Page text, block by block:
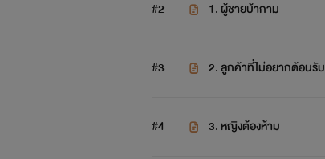
#2 1. ผู้ชายบ้ากาม
#3 2. ลูกค้าที่ไม่อยากต้อนรับ
#4 3. หญิงต้องห้าม